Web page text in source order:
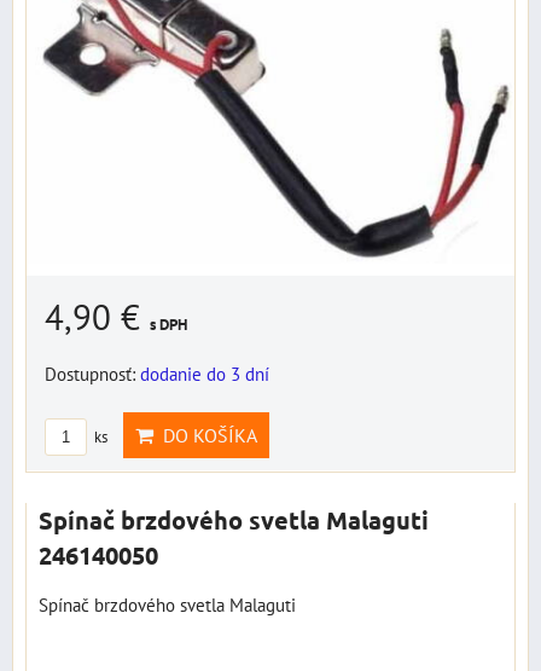
4,90 € s DPH
Dostupnosť: dodanie do 3 dní
ks DO KOŠÍKA
Spínač brzdového svetla Malaguti
246140050
Spínač brzdového svetla Malaguti